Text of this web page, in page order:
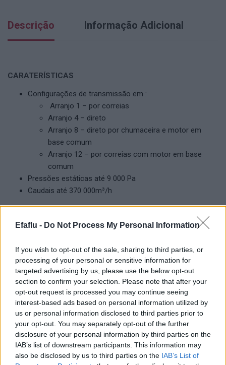
Efaflu - Do Not Process My Personal Information
If you wish to opt-out of the sale, sharing to third parties, or
processing of your personal or sensitive information for
targeted advertising by us, please use the below opt-out
section to confirm your selection. Please note that after your
opt-out request is processed you may continue seeing
interest-based ads based on personal information utilized by
us or personal information disclosed to third parties prior to
your opt-out. You may separately opt-out of the further
disclosure of your personal information by third parties on the
IAB’s list of downstream participants. This information may
also be disclosed by us to third parties on the IAB’s List of
Descrição Informação Adicional
CARATERÍSTICAS
Configurações de transmissão em :
Arranjo 1 – por correias
Arranjo 4 – direto
Arranjo 8 – direto por chumaceira e motor em
base comum
Arranjo 12 – por correias com motor em base
comum
Pressões estáticas até 9 000 Pa
Caudais até 370 000m³/h
LER MAIS
OPTIMA
LER MAIS
WINDBOX